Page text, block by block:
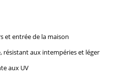
et entrée de la maison
résistant aux intempéries et léger
aux UV